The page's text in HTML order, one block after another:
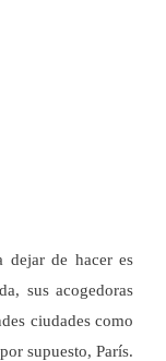
dejar de hacer es
sus acogedoras
ciudades como
supuesto, París.